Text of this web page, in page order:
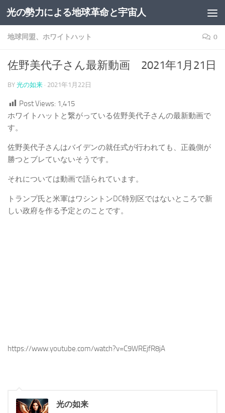
コンテンツへスキップ
光の勢力による地球革命と宇宙人
地球同盟、ホワイトハット 0
佐野美代子さん最新動画 2021年1月21日
BY 光の如来 · 2021年1月22日
Post Views: 1,415
ホワイトハットと繋がっている佐野美代子さんの最新動画で
す。
佐野美代子さんはバイデンの就任式が行われても、正義側が
勝つとブレていないそうです。
それについては動画で語られています。
トランプ氏と米軍はワシントンDC特別区ではないところで新
しい政府を作る予定とのことです。
https://www.youtube.com/watch?v=C9WREjfR8jA
光の如来